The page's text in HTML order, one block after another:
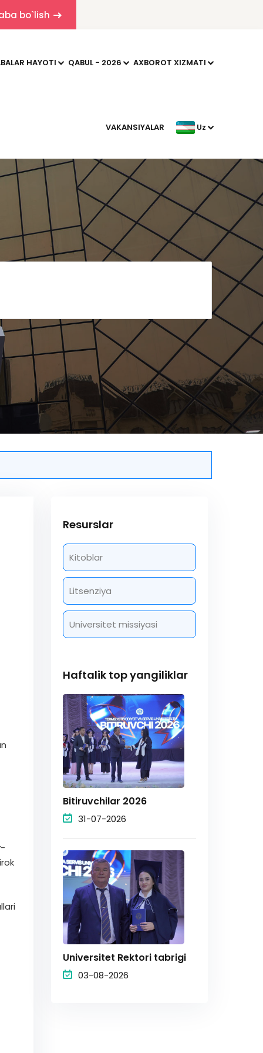
bo`lish
HAYOTI QABUL - 2026 AXBOROT XIZMATI
VAKANSIYALAR Uz
Resurslar
Kitoblar
Litsenziya
Universitet missiyasi
Haftalik top yangiliklar
Bitiruvchilar 2026
31-07-2026
Universitet Rektori tabrigi
03-08-2026